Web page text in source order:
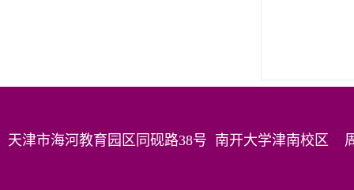
天津市海河教育园区同砚路38号 南开大学津南校区